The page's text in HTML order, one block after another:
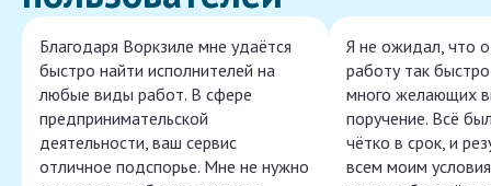
Благодаря Воркзиле мне удаётся
быстро найти исполнителей на
любые виды работ. В сфере
предпринимательской
деятельности, ваш сервис
отличное подспорье. Мне не нужно
Я не ожидал, что
работу так
много желающих
поручение. Всё
чётко в срок, и
всем моим